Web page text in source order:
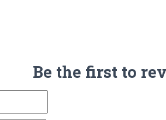
Be the first to